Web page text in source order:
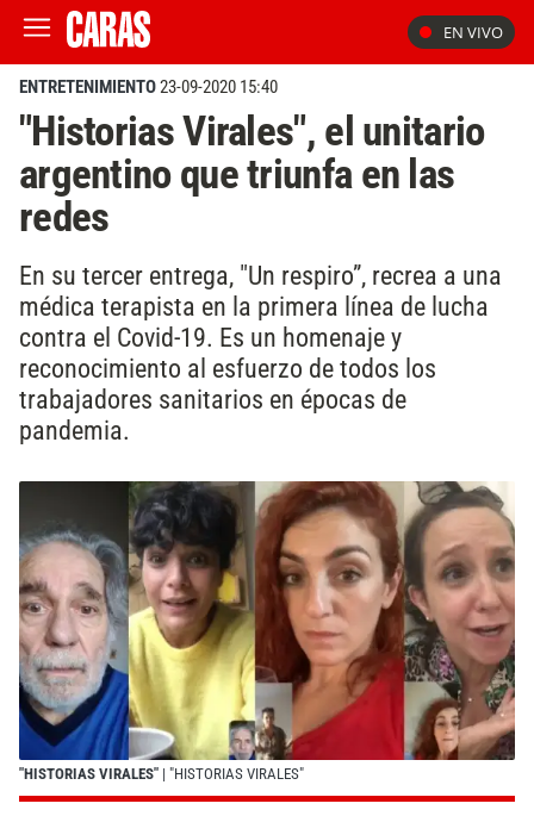
EN VIVO
ENTRETENIMIENTO23-09-2020 15:40
"Historias Virales", el unitario
argentino que triunfa en las
redes
En su tercer entrega, "Un respiro”, recrea a una
médica terapista en la primera línea de lucha
contra el Covid-19. Es un homenaje y
reconocimiento al esfuerzo de todos los
trabajadores sanitarios en épocas de
pandemia.
"HISTORIAS VIRALES" | "HISTORIAS VIRALES"